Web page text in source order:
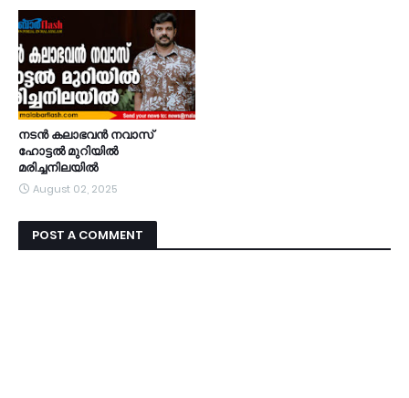
നടൻ കലാഭവൻ നവാസ്
ഹോട്ടൽ മുറിയിൽ
മരിച്ചനിലയിൽ
August 02, 2025
POST A COMMENT